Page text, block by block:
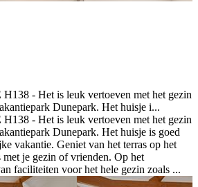
- Het is leuk vertoeven met het gezin
Dunepark. Het huisje i...
- Het is leuk vertoeven met het gezin
Dunepark. Het huisje is goed
vakantie. Geniet van het terras op het
met je gezin of vrienden. Op het
faciliteiten voor het hele gezin zoals ...